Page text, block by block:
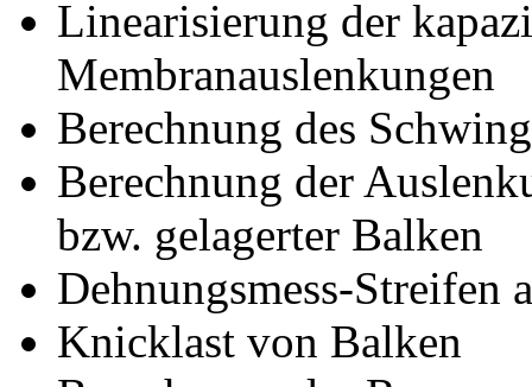
Linearisierung der
Membranauslenkungen
Berechnung des
Berechnung der
bzw. gelagerter Balken
Dehnungsmess-Streifen
Knicklast von Balken